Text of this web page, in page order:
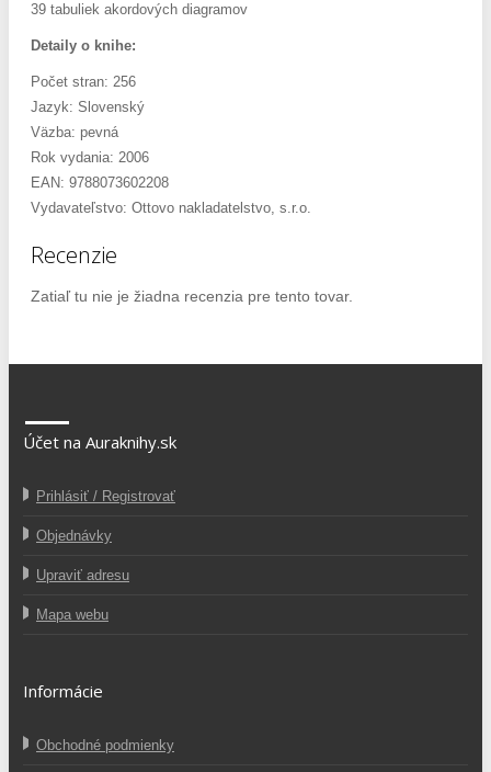
39 tabuliek akordových diagramov
Detaily o knihe:
Počet stran: 256
Jazyk: Slovenský
Väzba: pevná
Rok vydania: 2006
EAN: 9788073602208
Vydavateľstvo: Ottovo nakladatelstvo, s.r.o.
Recenzie
Zatiaľ tu nie je žiadna recenzia pre tento tovar.
Účet na Auraknihy.sk
Prihlásiť / Registrovať
Objednávky
Upraviť adresu
Mapa webu
Informácie
Obchodné podmienky